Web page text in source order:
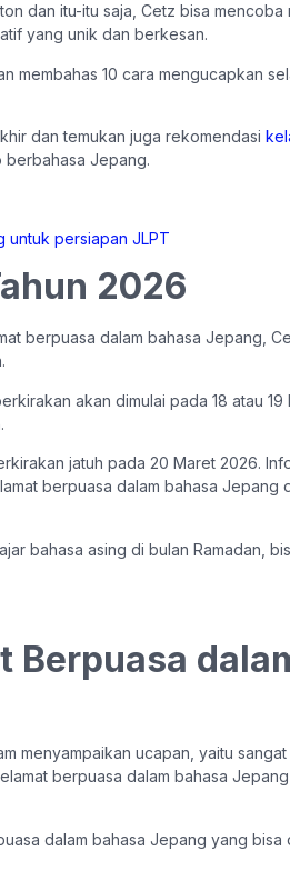
dan itu-itu saja, Cetz bisa mencoba
yang unik dan berkesan.
membahas 10 cara mengucapkan
dan temukan juga rekomendasi
berbahasa Jepang.
2026
berpuasa dalam bahasa Jepang,
akan dimulai pada 18 atau
jatuh pada 20 Maret 2026.
berpuasa dalam bahasa Jepang
bahasa asing di bulan Ramadan,
Berpuasa
menyampaikan ucapan, yaitu
berpuasa dalam bahasa
dalam bahasa Jepang yang bisa